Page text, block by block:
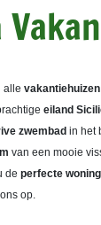
alle vakantiehuizen
eiland
zwembad in het
van een mooie
de perfecte woning
op.